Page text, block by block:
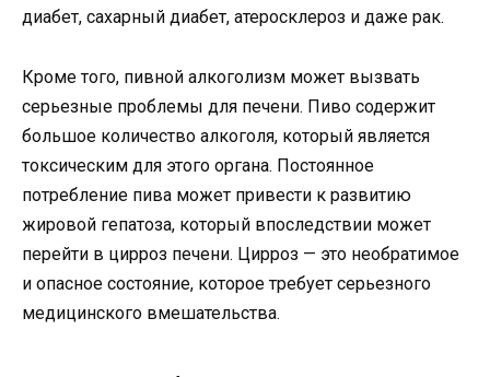
диабет, сахарный диабет, атеросклероз и даже рак.
Кроме того, пивной алкоголизм может вызвать
серьезные проблемы для печени. Пиво содержит
большое количество алкоголя, который является
токсическим для этого органа. Постоянное
потребление пива может привести к развитию
жировой гепатоза, который впоследствии может
перейти в цирроз печени. Цирроз — это необратимое
и опасное состояние, которое требует серьезного
медицинского вмешательства.